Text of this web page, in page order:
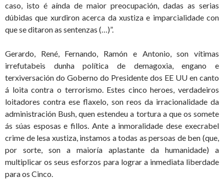
caso, isto é aínda de maior preocupación, dadas as serias
dúbidas que xurdiron acerca da xustiza e imparcialidade con
que se ditaron as sentenzas (…)”.
Gerardo, René, Fernando, Ramón e Antonio, son vítimas
irrefutabeis dunha política de demagoxia, engano e
terxiversación do Goberno do Presidente dos EE UU en canto
á loita contra o terrorismo. Estes cinco heroes, verdadeiros
loitadores contra ese flaxelo, son reos da irracionalidade da
administración Bush, quen estendeu a tortura a que os somete
ás súas esposas e fillos. Ante a inmoralidade dese execrabel
crime de lesa xustiza, instamos a todas as persoas de ben (que,
por sorte, son a maioría aplastante da humanidade) a
multiplicar os seus esforzos para lograr a inmediata liberdade
para os Cinco.